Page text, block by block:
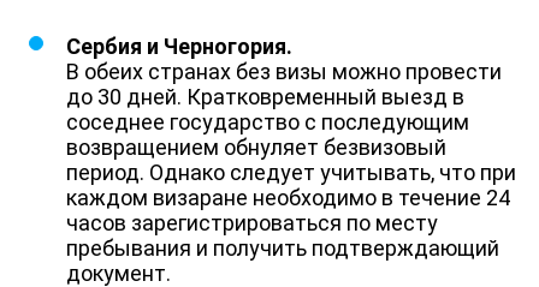
Сербия и Черногория.
В обеих странах без визы можно провести
до 30 дней. Кратковременный выезд в
соседнее государство с последующим
возвращением обнуляет безвизовый
период. Однако следует учитывать, что при
каждом визаране необходимо в течение 24
часов зарегистрироваться по месту
пребывания и получить подтверждающий
документ.